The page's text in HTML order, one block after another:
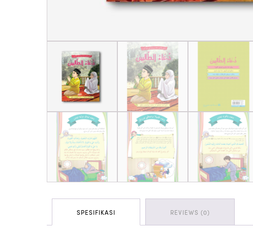
SPESIFIKASI REVIEWS (0)